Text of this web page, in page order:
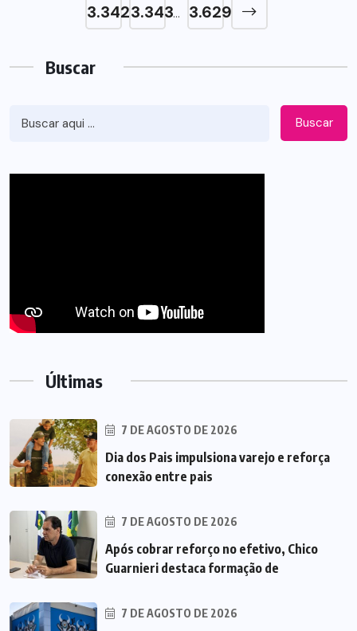
3.3423.343… 3.629
Buscar
Buscar
Últimas
7 DE AGOSTO DE 2026
Dia dos Pais impulsiona varejo e reforça
conexão entre pais
7 DE AGOSTO DE 2026
Após cobrar reforço no efetivo, Chico
Guarnieri destaca formação de
7 DE AGOSTO DE 2026